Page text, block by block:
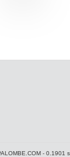
- 0.1901 s